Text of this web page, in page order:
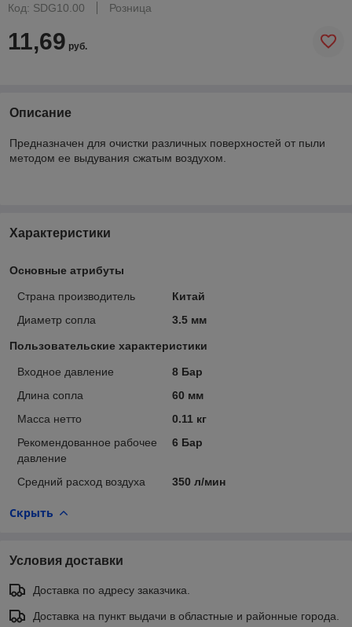
Код: SDG10.00
Розница
11,69 руб.
Описание
Предназначен для очистки различных поверхностей от пыли
методом ее выдувания сжатым воздухом.
Характеристики
Основные атрибуты
Страна производитель
Китай
Диаметр сопла
3.5 мм
Пользовательские характеристики
Входное давление
8 Бар
Длина сопла
60 мм
Масса нетто
0.11 кг
Рекомендованное рабочее
давление
6 Бар
Средний расход воздуха 350 л/мин
Скрыть
Условия доставки
Доставка по адресу заказчика.
Доставка на пункт выдачи в областные и районные города.